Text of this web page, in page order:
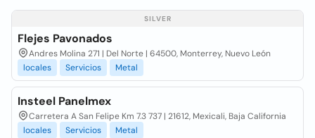
SILVER
Flejes Pavonados
Andres Molina 271 | Del Norte | 64500, Monterrey, Nuevo León
locales
Servicios Metal
Insteel Panelmex
Carretera A San Felipe Km 7.3 737 | 21612, Mexicali, Baja California
locales
Servicios Metal